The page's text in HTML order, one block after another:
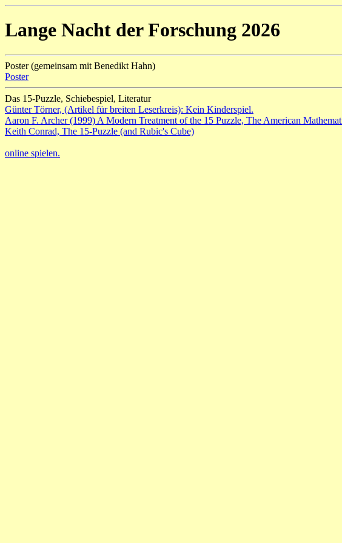
Lange Nacht der Forschung 2026
Poster (gemeinsam mit Benedikt Hahn)
Poster
Das 15-Puzzle, Schiebespiel, Literatur
Günter Törner, (Artikel für breiten Leserkreis): Kein Kinderspiel.
Aaron F. Archer (1999) A Modern Treatment of the 15 Puzzle, The American
Keith Conrad, The 15-Puzzle (and Rubic's Cube)
online spielen.